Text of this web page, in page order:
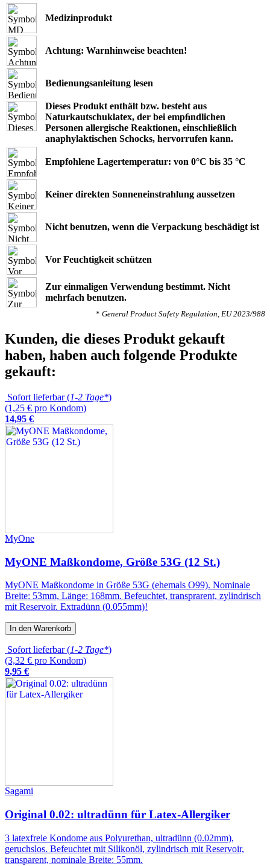
Medizinprodukt
Achtung: Warnhinweise beachten!
Bedienungsanleitung lesen
Dieses Produkt enthält bzw. besteht aus
Naturkautschuklatex, der bei empﬁndlichen
Personen allergische Reaktionen, einschließlich
anaphylaktischen Schocks, hervorrufen kann.
Empfohlene Lagertemperatur: von 0°C bis 35 °C
Keiner direkten Sonneneinstrahlung aussetzen
Nicht benutzen, wenn die Verpackung beschädigt ist
Vor Feuchtigkeit schützen
Zur einmaligen Verwendung bestimmt. Nicht
mehrfach benutzen.
* General Product Safety Regulation, EU 2023/988
Kunden, die dieses Produkt gekauft
haben, haben auch folgende Produkte
gekauft:
Sofort lieferbar (1-2 Tage*)
(1,25 € pro Kondom)
14,95 €
MyOne
MyONE Maßkondome, Größe 53G (12 St.)
MyONE Maßkondome in Größe 53G (ehemals O99). Nominale
Breite: 53mm, Länge: 168mm. Befeuchtet, transprarent, zylindrisch
mit Reservoir. Extradünn (0.055mm)!
In den Warenkorb
Sofort lieferbar (1-2 Tage*)
(3,32 € pro Kondom)
9,95 €
Sagami
Original 0.02: ultradünn für Latex-Allergiker
3 latexfreie Kondome aus Polyurethan, ultradünn (0.02mm),
geruchslos. Befeuchtet mit Silikonöl, zylindrisch mit Reservoir,
transparent, nominale Breite: 55mm.